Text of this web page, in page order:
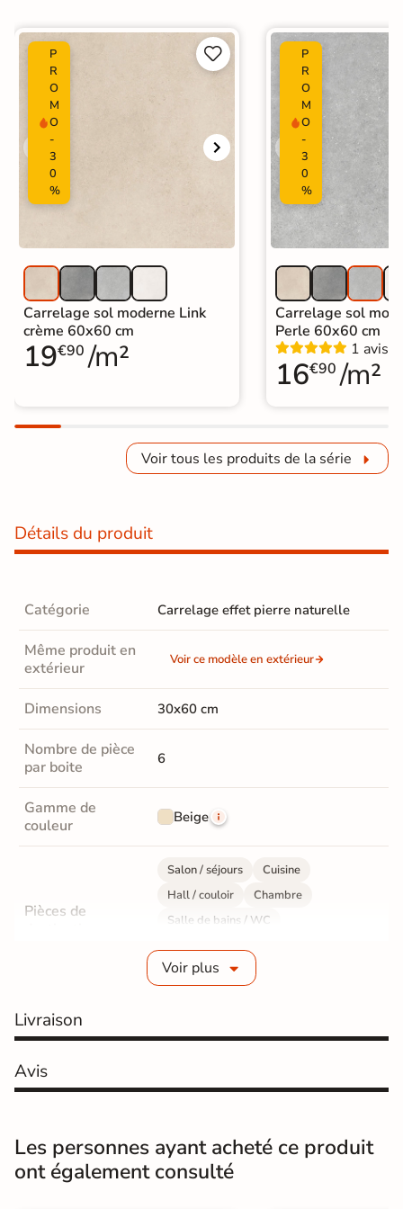
P
R
O
M
O
-
3
0
%


Carrelage sol moderne Link
crème 60x60 cm
19€90 /m²
P
R
O
M
O
-
3
0
%
Carrelage sol
Perle 60x60 cm
1 avis
16€90 /m²
Voir tous les produits de la série
Détails du produit
Catégorie Carrelage effet pierre naturelle
Même produit en
extérieur
Voir ce modèle en extérieur
Dimensions 30x60 cm
Nombre de pièce
par boite
6
Gamme de
couleur
Beige
Pièces de
Salon / séjours
Cuisine
Hall / couloir
Chambre
Salle de bains / WC
Sol intérieur
Fabrication
Résistance à
Masse colorée Non
Voir plus
Livraison
Avis
Les personnes ayant acheté ce produit
ont également consulté